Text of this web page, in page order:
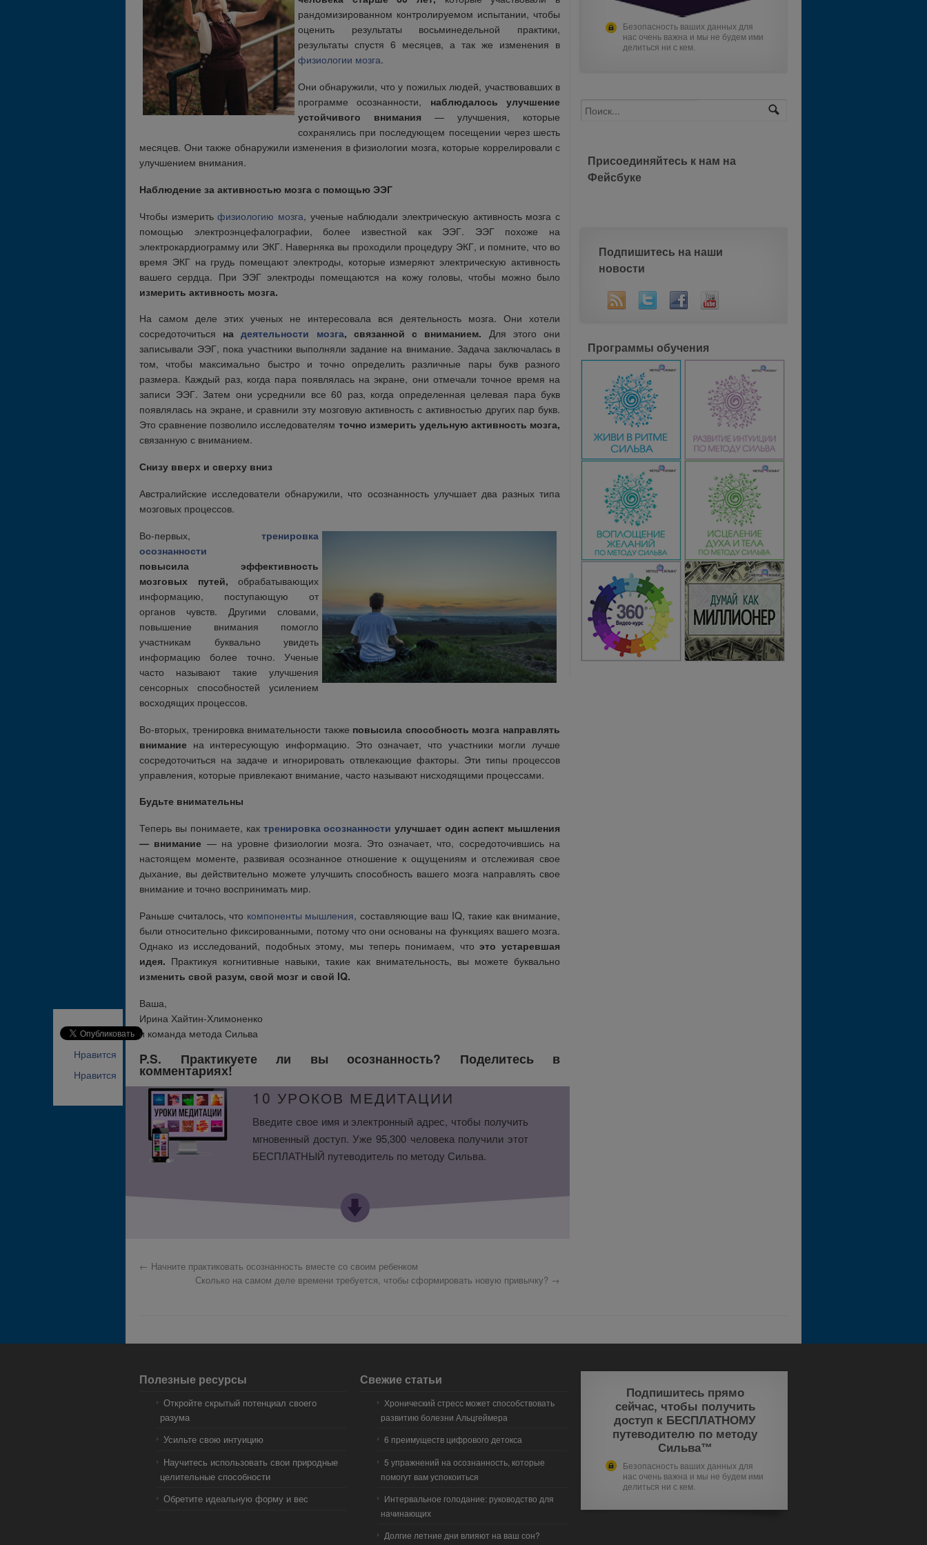
Нравится
Нравится
рандомизированном контролируемом испытании, чтобы
оценить результаты восьминедельной практики,
результаты спустя 6 месяцев, а так же изменения в
физиологии мозга.
Они обнаружили, что у пожилых людей, участвовавших в
программе осознанности, наблюдалось улучшение
устойчивого внимания — улучшения, которые
сохранялись при последующем посещении через шесть
месяцев. Они также обнаружили изменения в физиологии мозга, которые коррелировали с
улучшением внимания.
Наблюдение за активностью мозга с помощью ЭЭГ
Чтобы измеритьфизиологию мозга, ученые наблюдали электрическую активность мозга с
помощью электроэнцефалографии, более известной как ЭЭГ. ЭЭГ похоже на
электрокардиограмму или ЭКГ. Наверняка вы проходили процедуру ЭКГ, и помните, что во
время ЭКГ на грудь помещают электроды, которые измеряют электрическую активность
вашего сердца. При ЭЭГ электроды помещаются на кожу головы, чтобы можно было
измерить активность мозга.
На самом деле этих ученых не интересовала вся деятельность мозга. Они хотели
сосредоточиться надеятельности мозга, связанной с вниманием. Для этого они
записывали ЭЭГ, пока участники выполняли задание на внимание. Задача заключалась в
том, чтобы максимально быстро и точно определить различные пары букв разного
размера. Каждый раз, когда пара появлялась на экране, они отмечали точное время на
записи ЭЭГ. Затем они усреднили все 60 раз, когда определенная целевая пара букв
появлялась на экране, и сравнили эту мозговую активность с активностью других пар букв.
Это сравнение позволило исследователям точно измерить удельную активность мозга,
связанную с вниманием.
Снизу вверх и сверху вниз
Австралийские исследователи обнаружили, что осознанность улучшает два разных типа
мозговых процессов.
Во-первых, тренировка
осознанности
повысила эффективность
мозговых путей, обрабатывающих
информацию, поступающую от
органов чувств. Другими словами,
повышение внимания помогло
участникам буквально увидеть
информацию более точно. Ученые
часто называют такие улучшения
сенсорных способностей усилением
восходящих процессов.
Во-вторых, тренировка внимательности также повысила способность мозга направлять
внимание на интересующую информацию. Это означает, что участники могли лучше
сосредоточиться на задаче и игнорировать отвлекающие факторы. Эти типы процессов
управления, которые привлекают внимание, часто называют нисходящими процессами.
Будьте внимательны
Теперь вы понимаете, как тренировка осознанности улучшает один аспект мышления
— внимание — на уровне физиологии мозга. Это означает, что, сосредоточившись на
настоящем моменте, развивая осознанное отношение к ощущениям и отслеживая свое
дыхание, вы действительно можете улучшить способность вашего мозга направлять свое
внимание и точно воспринимать мир.
Раньше считалось, что компоненты мышления, составляющие ваш IQ, такие как внимание,
были относительно фиксированными, потому что они основаны на функциях вашего мозга.
Однако из исследований, подобных этому, мы теперь понимаем, чтоэто устаревшая
идея. Практикуя когнитивные навыки, такие как внимательность, вы можете буквально
изменить свой разум, свой мозг и свой IQ.
Ваша,
Ирина Хайтин-Хлимоненко
и команда метода Сильва
P.S. Практикуете ли вы осознанность? Поделитесь в
комментариях!
10 УРОКОВ МЕДИТАЦИИ
Введите свое имя и электронный адрес, чтобы получить
мгновенный доступ. Уже 95,300 человека получили этот
БЕСПЛАТНЫЙ путеводитель по методу Сильва.
← Начните практиковать осознанность вместе со своим ребенком
Сколько на самом деле времени требуется, чтобы сформировать новую привычку? →
Безопасность ваших данных для
нас очень важна и мы не будем ими
делиться ни с кем.
Присоединяйтесь к нам на
Фейсбуке
Подпишитесь на наши
новости
Программы обучения
Полезные ресурсы
Откройте скрытый потенциал своего
разума
Усильте свою интуицию
Научитесь использовать свои природные
целительные способности
Обретите идеальную форму и вес
Свежие статьи
Хронический стресс может способствовать
развитию болезни Альцгеймера
6 преимуществ цифрового детокса
5 упражнений на осознанность, которые
помогут вам успокоиться
Интервальное голодание: руководство для
начинающих
Долгие летние дни влияют на ваш сон?
Подпишитесь прямо
сейчас, чтобы получить
доступ к БЕСПЛАТНОМУ
путеводителю по методу
Сильва™
Безопасность ваших данных для
нас очень важна и мы не будем ими
делиться ни с кем.